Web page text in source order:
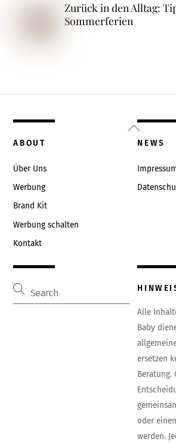
Zurück in den Alltag:
Sommerferien
Back
To
ABOUT
Über Uns
Werbung
Brand Kit
Werbung schalten
Kontakt
NEWS
Alle
Baby
ersetzen
Beratung.
oder
werden.